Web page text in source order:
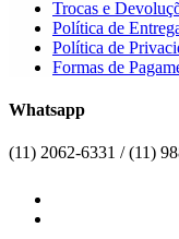
Trocas e
Política de
Política de
Formas de
Whatsapp
(11) 2062-6331 / (11)